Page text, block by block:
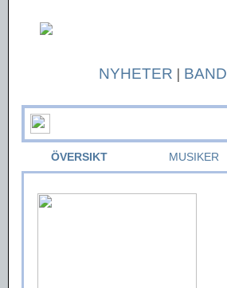
NYHETER | BAND
ÖVERSIKT MUSIKER